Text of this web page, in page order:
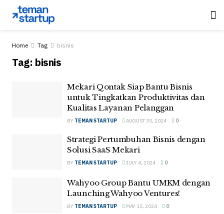
Home Tag bisnis
Tag: bisnis
Mekari Qontak Siap Bantu Bisnis
untuk Tingkatkan Produktivitas dan
Kualitas Layanan Pelanggan
BY TEMAN STARTUP AUGUST 30, 2024 0
Strategi Pertumbuhan Bisnis dengan
Solusi SaaS Mekari
BY TEMAN STARTUP JULY 4, 2024 0
Wahyoo Group Bantu UMKM dengan
Launching Wahyoo Ventures!
BY TEMAN STARTUP MAY 15, 2024 0